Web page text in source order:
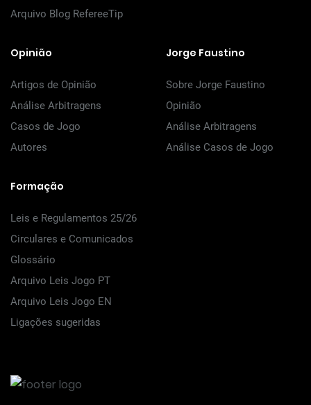
Arquivo Blog RefereeTip
Opinião
Artigos de Opinião
Análise Arbitragens
Casos de Jogo
Autores
Jorge Faustino
Sobre Jorge Faustino
Opinião
Análise Arbitragens
Análise Casos de Jogo
Formação
Leis e Regulamentos 25/26
Circulares e Comunicados
Glossário
Arquivo Leis Jogo PT
Arquivo Leis Jogo EN
Ligações sugeridas